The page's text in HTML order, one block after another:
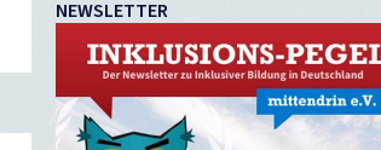
NEWSLETTER